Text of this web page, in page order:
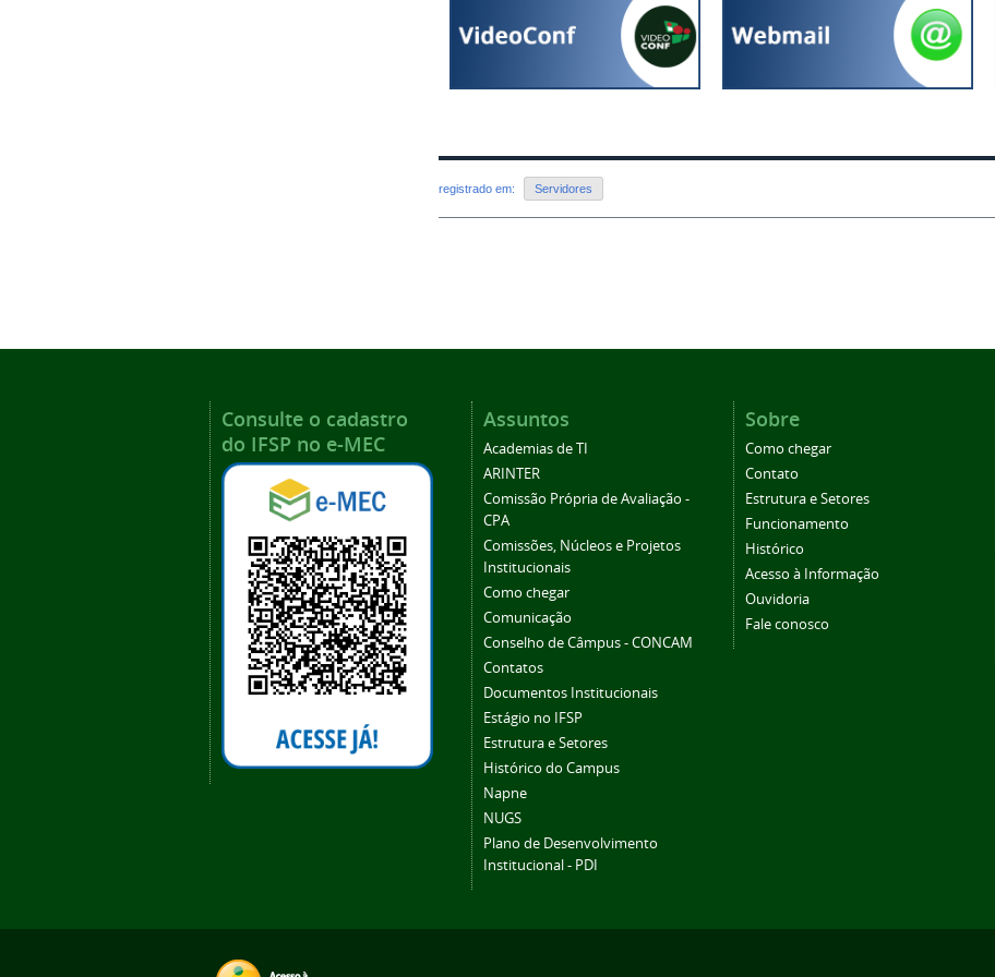
registrado em: Servidores
Consulte o cadastro
do IFSP no e-MEC
Assuntos
Academias de TI
ARINTER
Comissão Própria de Avaliação -
CPA
Comissões, Núcleos e Projetos
Institucionais
Como chegar
Comunicação
Conselho de Câmpus - CONCAM
Contatos
Documentos Institucionais
Estágio no IFSP
Estrutura e Setores
Histórico do Campus
Napne
NUGS
Plano de Desenvolvimento
Institucional - PDI
Sobre
Como chegar
Contato
Estrutura e Setores
Funcionamento
Histórico
Acesso à Informação
Ouvidoria
Fale conosco